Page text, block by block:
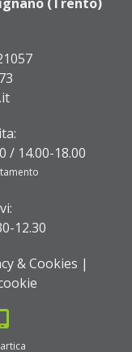
/ 14.00-18.00
12.30
& Cookies |
artica